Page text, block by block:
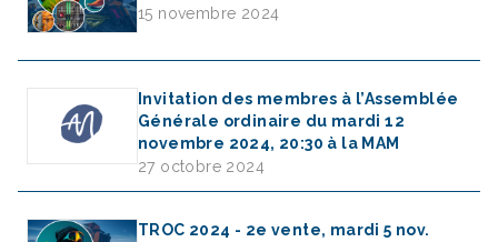
15 novembre 2024
Invitation des membres à l’Assemblée
Générale ordinaire du mardi 12
novembre 2024, 20:30 à la MAM
27 octobre 2024
TROC 2024 - 2e vente, mardi 5 nov.